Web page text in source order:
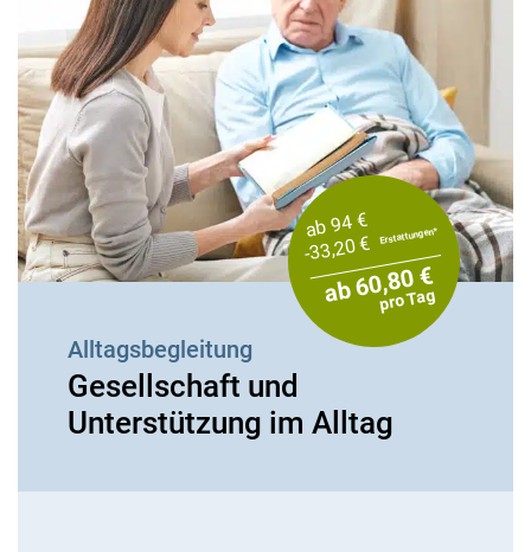
ab 94 €
-33,20 € Erstattungen*
ab 60,80 €
pro Tag
Alltagsbegleitung
Gesellschaft und
Unterstützung im Alltag